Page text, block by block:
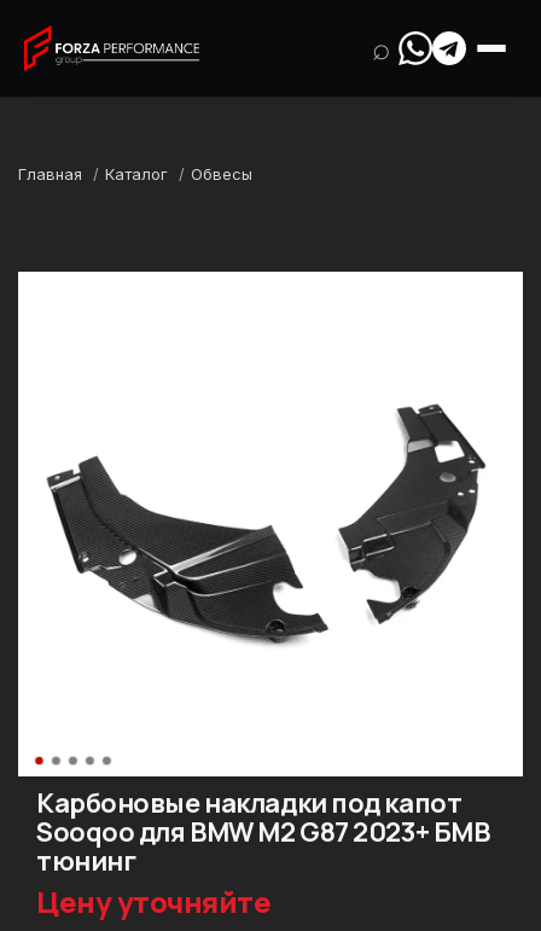
⌕
Главная Каталог Обвесы
Карбоновые накладки под капот
Sooqoo для BMW M2 G87 2023+ БМВ
тюнинг
Цену уточняйте